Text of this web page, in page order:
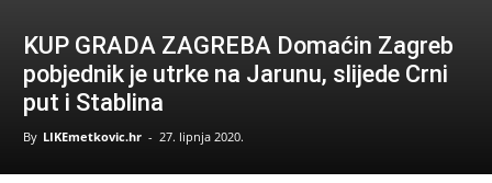
KUP GRADA ZAGREBA Domaćin Zagreb
pobjednik je utrke na Jarunu, slijede Crni
put i Stablina
By LIKEmetkovic.hr - 27. lipnja 2020.